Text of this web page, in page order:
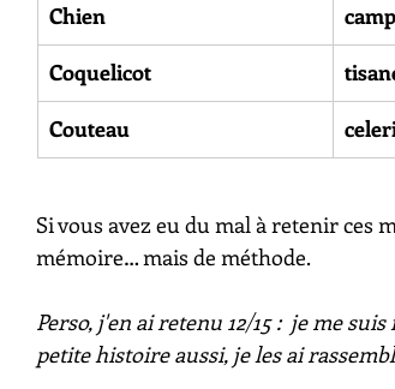
Coquelicot
Couteau
Si vous avez eu du mal à retenir ces
mémoire… mais de méthode.
Perso, j'en ai retenu 12/15 :  je me
petite histoire aussi, je les ai